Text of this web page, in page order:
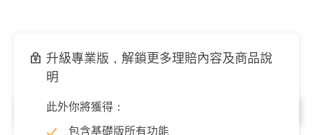
門診／每次
升級專業版，解鎖更多理賠內容及商品說
明
此外你將獲得：
包含基礎版所有功能